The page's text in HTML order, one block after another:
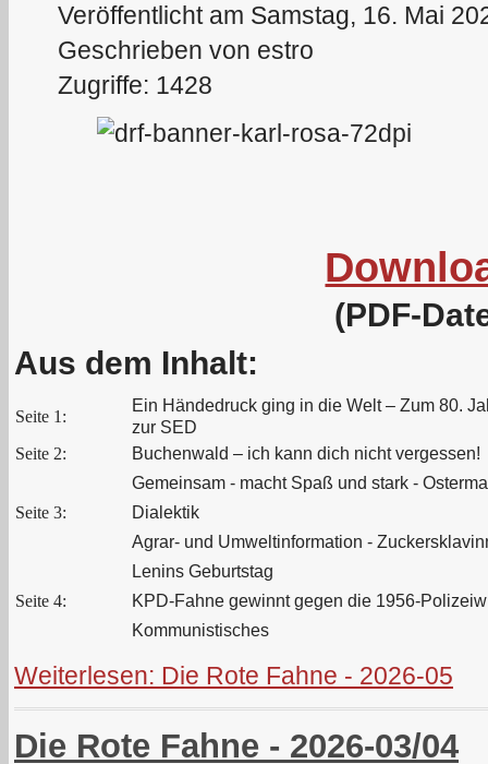
Veröffentlicht am Samstag, 16. Mai
Geschrieben von estro
Zugriffe: 1428
(PDF-
Aus dem Inhalt:
Seite 1:
Ein Händedruck ging in die Welt – Zum 80.
zur SED
Seite 2:
Buchenwald – ich kann dich nicht vergessen!
Gemeinsam - macht Spaß und stark -
Seite 3:
Dialektik
Agrar- und Umweltinformation -
Lenins Geburtstag
Seite 4:
KPD-Fahne gewinnt gegen die 1956-
Kommunistisches
Weiterlesen: Die Rote Fahne - 2026-05
Die Rote Fahne - 2026-03/04